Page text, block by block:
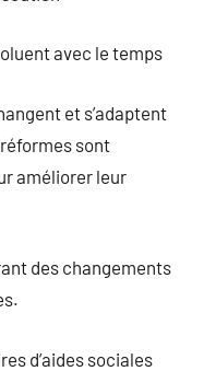
avec le temps
et s’adaptent
sont
améliorer leur
des changements
d’aides sociales